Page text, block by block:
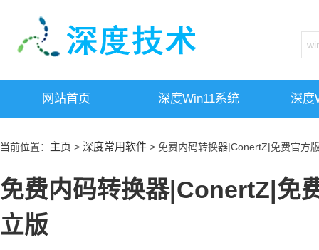
网站首页 深度win11系统 深度
当前位置： 主页 > 深度常用软件 > 免费内码转换器|ConertZ|免费官方
免费内码转换器|ConertZ|免
立版